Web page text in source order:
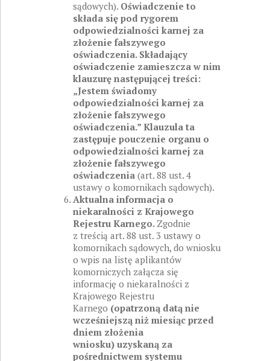
sądowych). Oświadczenie to
składa się pod rygorem
odpowiedzialności karnej za
złożenie fałszywego
oświadczenia. Składający
oświadczenie zamieszcza w nim
klauzurę następującej treści:
„Jestem świadomy
odpowiedzialności karnej za
złożenie fałszywego
oświadczenia.” Klauzula ta
zastępuje pouczenie organu o
odpowiedzialności karnej za
złożenie fałszywego
oświadczenia(art. 88 ust. 4
ustawy o komornikach sądowych).
Aktualna informacja o
niekaralności z Krajowego
Rejestru Karnego. Zgodnie
z treścią art. 88 ust. 3 ustawy o
komornikach sądowych, do wniosku
o wpis na listę aplikantów
komorniczych załącza się
informację o niekaralności z
Krajowego Rejestru
Karnego (opatrzoną datą nie
wcześniejszą niż miesiąc przed
dniem złożenia
wniosku) uzyskaną za
pośrednictwem systemu